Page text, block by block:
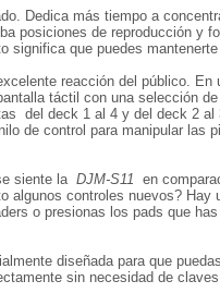
Dedica más tiempo a
posiciones de reproducción
que puedes
reacción del público.
táctil con una selección
del deck 1 al 4 y del deck 2
de control para manipular
siente la DJM-S11 en
controles nuevos?
o presionas los pads que
diseñada para que
sin necesidad de